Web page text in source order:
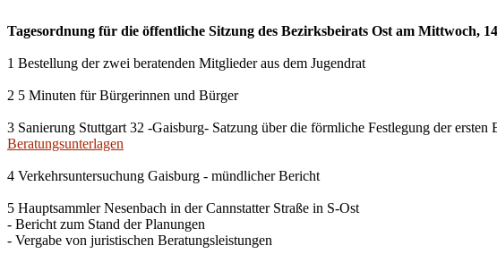
Tagesordnung für die öffentliche Sitzung des Bezirksbeirats Ost am Mittwoch,
1 Bestellung der zwei beratenden Mitglieder aus dem Jugendrat
2 5 Minuten für Bürgerinnen und Bürger
3 Sanierung Stuttgart 32 -Gaisburg- Satzung über die förmliche Festlegung der
Beratungsunterlagen
4 Verkehrsuntersuchung Gaisburg - mündlicher Bericht
5 Hauptsammler Nesenbach in der Cannstatter Straße in S-Ost
- Bericht zum Stand der Planungen
- Vergabe von juristischen Beratungsleistungen